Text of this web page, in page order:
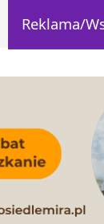
Reklama/